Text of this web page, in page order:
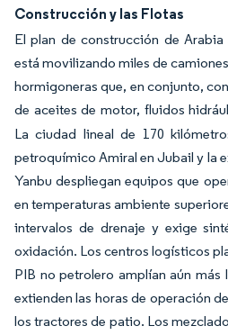
Construcción y las Flotas
El plan de construcción de Arabia
está movilizando miles de
hormigoneras que, en conjunto,
de aceites de motor, fluidos
La ciudad lineal de 170
petroquímico Amiral en Jubail y la
Yanbu despliegan equipos que
en temperaturas ambiente
intervalos de drenaje y exige
oxidación. Los centros logísticos
PIB no petrolero amplían aún
extienden las horas de operación
los tractores de patio. Los